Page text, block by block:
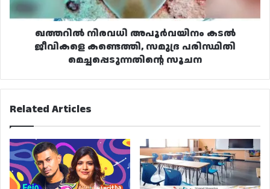
പരിസ്ഥിതി
മെച്ചപ്പെടുന്നതിന്റെ
ഖത്തറിൽ നിരവധി അപൂർവയിനം കടൽ
ജീവികളെ കണ്ടെത്തി, സമുദ്ര പരിസ്ഥിതി
മെച്ചപ്പെടുന്നതിന്റെ സൂചന
Related Articles